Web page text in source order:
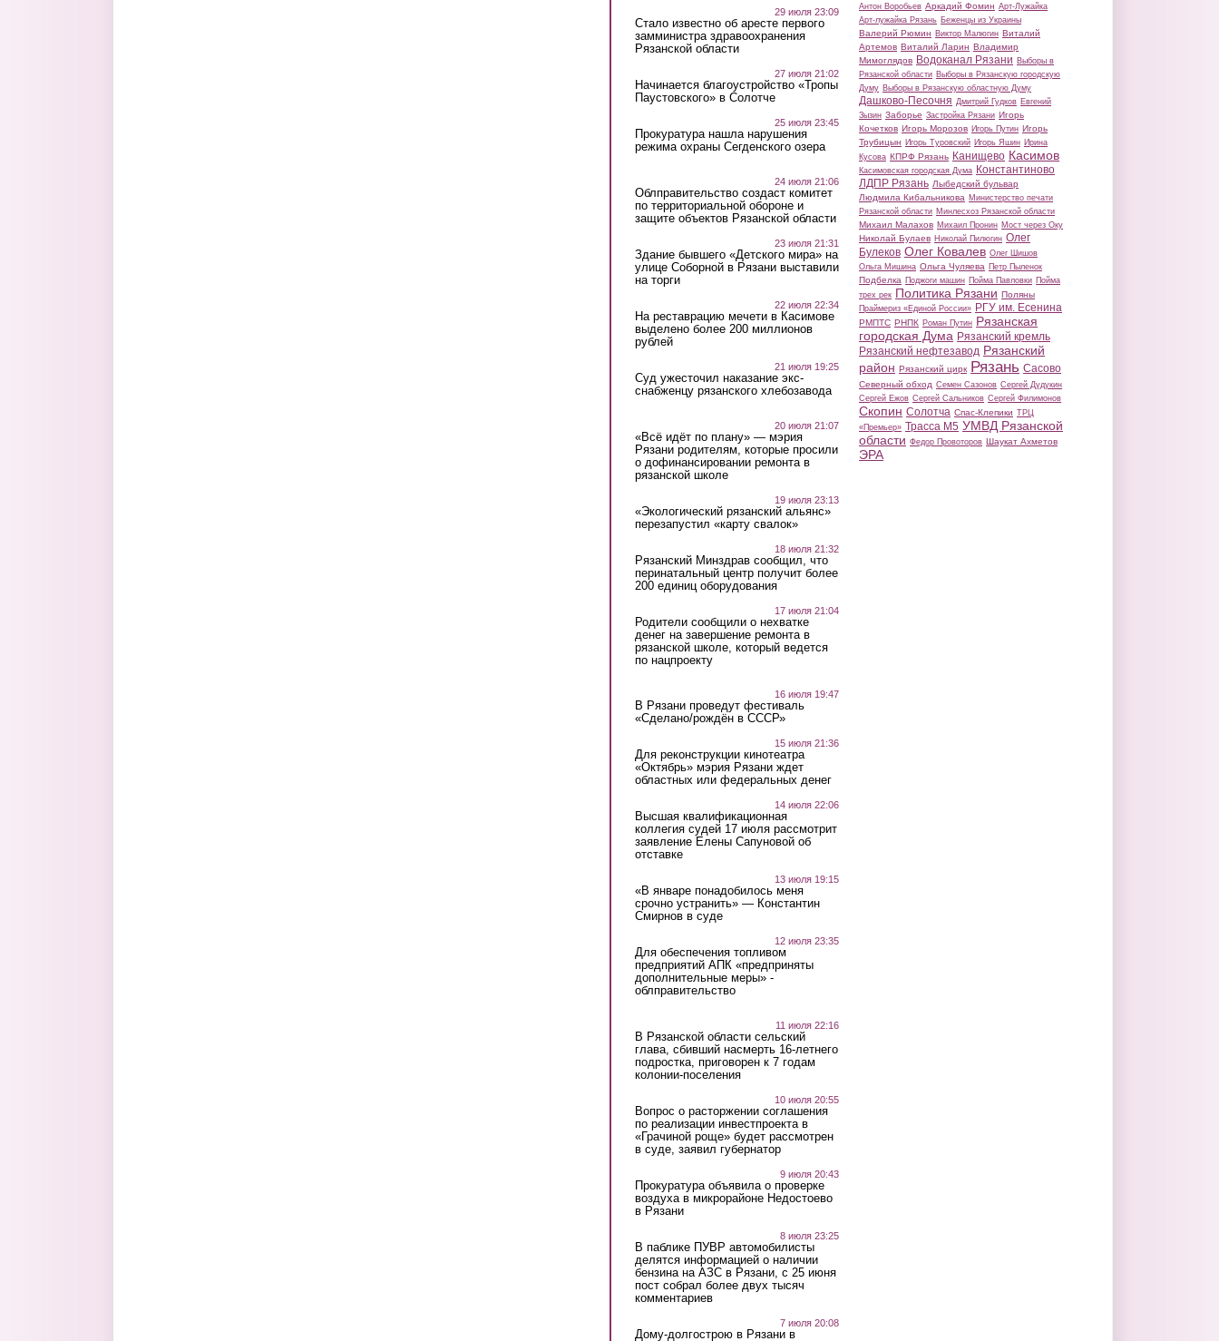
29 июля 23:09
Стало известно об аресте первого
замминистра здравоохранения
Рязанской области
27 июля 21:02
Начинается благоустройство «Тропы
Паустовского» в Солотче
25 июля 23:45
Прокуратура нашла нарушения
режима охраны Сегденского озера
24 июля 21:06
Облправительство создаст комитет
по территориальной обороне и
защите объектов Рязанской области
23 июля 21:31
Здание бывшего «Детского мира» на
улице Соборной в Рязани выставили
на торги
22 июля 22:34
На реставрацию мечети в Касимове
выделено более 200 миллионов
рублей
21 июля 19:25
Суд ужесточил наказание экс-
снабженцу рязанского хлебозавода
20 июля 21:07
«Всё идёт по плану» — мэрия
Рязани родителям, которые просили
о дофинансировании ремонта в
рязанской школе
19 июля 23:13
«Экологический рязанский альянс»
перезапустил «карту свалок»
18 июля 21:32
Рязанский Минздрав сообщил, что
перинатальный центр получит более
200 единиц оборудования
17 июля 21:04
Родители сообщили о нехватке
денег на завершение ремонта в
рязанской школе, который ведется
по нацпроекту
16 июля 19:47
В Рязани проведут фестиваль
«Сделано/рождён в СССР»
15 июля 21:36
Для реконструкции кинотеатра
«Октябрь» мэрия Рязани ждет
областных или федеральных денег
14 июля 22:06
Высшая квалификационная
коллегия судей 17 июля рассмотрит
заявление Елены Сапуновой об
отставке
13 июля 19:15
«В январе понадобилось меня
срочно устранить» — Константин
Смирнов в суде
12 июля 23:35
Для обеспечения топливом
предприятий АПК «предприняты
дополнительные меры» -
облправительство
11 июля 22:16
В Рязанской области сельский
глава, сбивший насмерть 16-летнего
подростка, приговорен к 7 годам
колонии-поселения
10 июля 20:55
Вопрос о расторжении соглашения
по реализации инвестпроекта в
«Грачиной роще» будет рассмотрен
в суде, заявил губернатор
9 июля 20:43
Прокуратура объявила о проверке
воздуха в микрорайоне Недостоево
в Рязани
8 июля 23:25
В паблике ПУВР автомобилисты
делятся информацией о наличии
бензина на АЗС в Рязани, с 25 июня
пост собрал более двух тысяч
комментариев
7 июля 20:08
Дому-долгострою в Рязани в
Антон Воробьев Аркадий Фомин Арт-Лужайка
Арт-лужайка Рязань Беженцы из Украины
Валерий Рюмин Виктор Малюгин Виталий
Артемов Виталий Ларин Владимир
Мимоглядов Водоканал Рязани Выборы в
Рязанской области Выборы в Рязанскую городскую
Думу Выборы в Рязанскую областную Думу
Дашково-Песочня Дмитрий Гудков Евгений
Зызин Заборье Застройка Рязани Игорь
Кочетков Игорь Морозов Игорь Путин Игорь
Трубицын Игорь Туровский Игорь Яшин Ирина
Кусова КПРФ Рязань Канищево Касимов
Касимовская городская Дума Константиново
ЛДПР Рязань Лыбедский бульвар
Людмила Кибальникова Министерство печати
Рязанской области Минлесхоз Рязанской области
Михаил Малахов Михаил Пронин Мост через Оку
Николай Булаев Николай Пилюгин Олег
Булеков Олег Ковалев Олег Шишов
Ольга Мишина Ольга Чуляева Петр Пыленок
Подбелка Поджоги машин Пойма Павловки Пойма
трех рек Политика Рязани Поляны
Праймериз «Единой России» РГУ им. Есенина
РМПТС РНПК Роман Путин Рязанская
городская Дума Рязанский кремль
Рязанский нефтезавод Рязанский
район Рязанский цирк Рязань Сасово
Северный обход Семен Сазонов Сергей Дудукин
Сергей Ежов Сергей Сальников Сергей Филимонов
Скопин Солотча Спас-Клепики ТРЦ
«Премьер» Трасса М5 УМВД Рязанской
области Федор Провоторов Шаукат Ахметов
ЭРА